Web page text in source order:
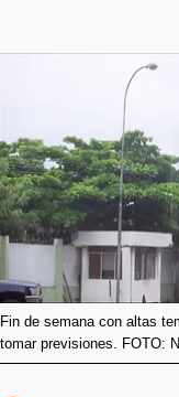
Fin de semana con altas
tomar previsiones. FOTO: